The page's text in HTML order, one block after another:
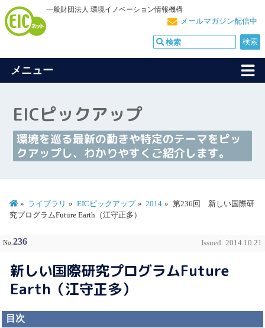
一般財団法人 環境イノベーション情報機構
メールマガジン配信中
メニュー
EICピックアップ
環境を巡る最新の動きや特定のテーマをピッ
クアップし、わかりやすくご紹介します。
ライブラリ EICピックアップ 2014
第236回 新しい国際研
究プログラムFuture Earth（江守正多）
No. 236 Issued: 2014.10.21
新しい国際研究プログラムFuture
Earth（江守正多）
目次